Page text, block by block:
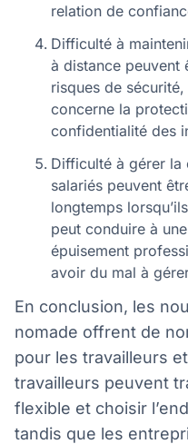
relation de
Difficulté à
à distance peuvent
risques de
concerne la
confidentialité des
Difficulté à gérer la
salariés peuvent
longtemps
peut conduire à
épuisement
avoir du mal à
En conclusion, les
nomade offrent de
pour les travailleurs
travailleurs peuvent
flexible et choisir
tandis que les